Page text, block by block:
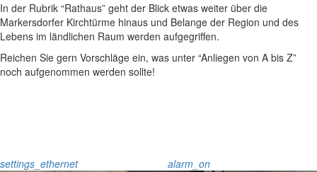
In der Rubrik “Rathaus” geht der Blick etwas weiter über die
Markersdorfer Kirchtürme hinaus und Belange der Region und des
Lebens im ländlichen Raum werden aufgegriffen.
Reichen Sie gern Vorschläge ein, was unter “Anliegen von A bis Z”
noch aufgenommen werden sollte!
settings_ethernet alarm_on